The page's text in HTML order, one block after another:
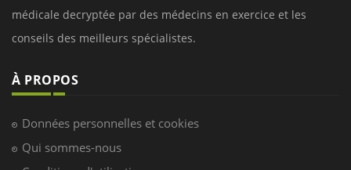
médicale decryptée par des médecins en exercice et les
conseils des meilleurs spécialistes.
À PROPOS
Données personnelles et cookies
Qui sommes-nous